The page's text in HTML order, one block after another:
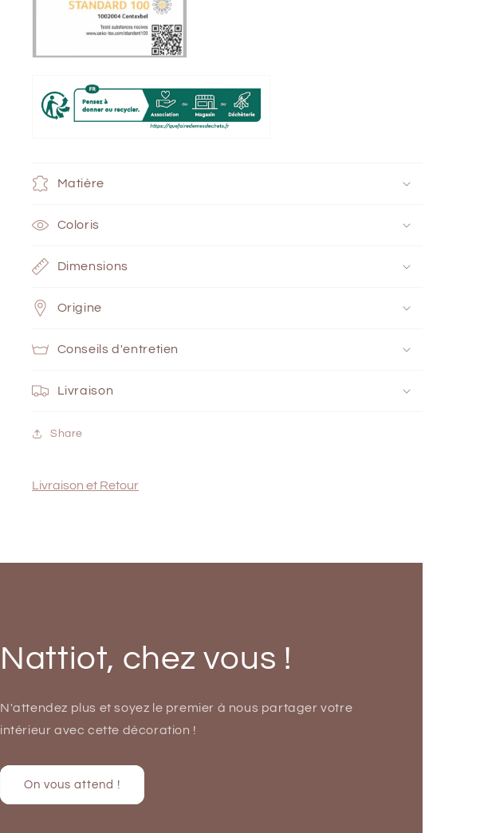
Matière
Coloris
Dimensions
Origine
Conseils d'entretien
Livraison
Share
Livraison et Retour
Nattiot, chez vous !
N'attendez plus et soyez le premier à nous partager votre
intérieur avec cette décoration !
On vous attend !